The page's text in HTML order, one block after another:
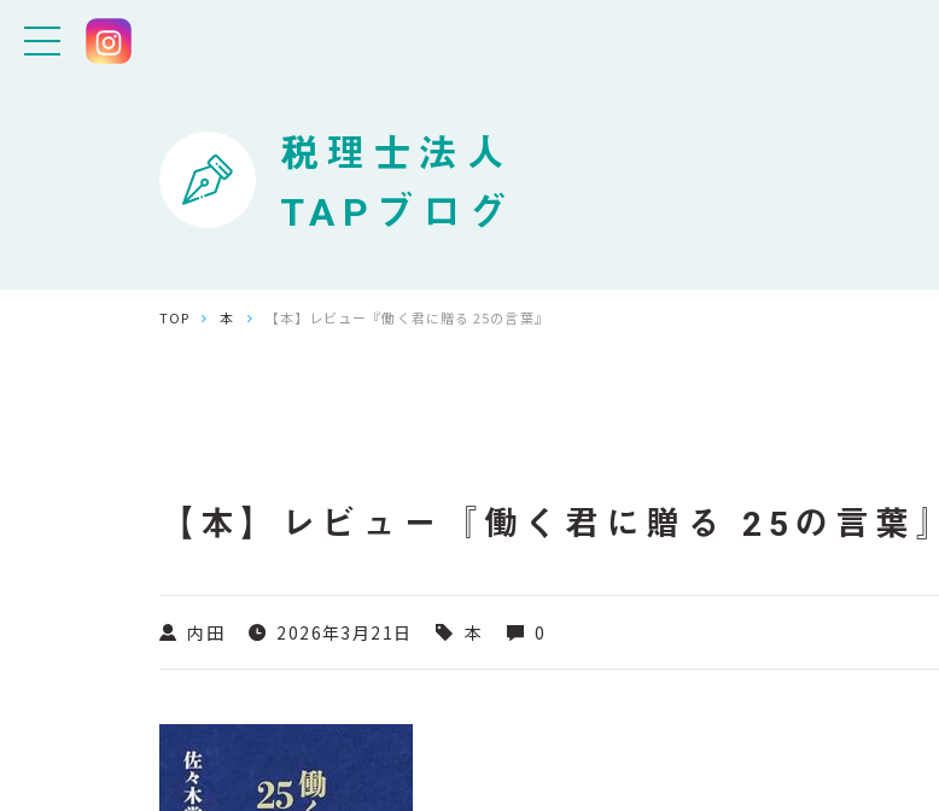
税理士法人
TAPブログ
TOP 本 【本】レビュー『働く君に贈る 25の言葉』
【本】レビュー『働く君に贈る 25の言葉』
内田 2026年3月21日 本 0